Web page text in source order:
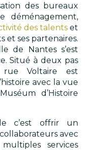
des bureaux
des talentset
et ses partenaires.
de Nantes s’est
Situé à deux pas
Voltaire est
avec la vue
d’Histoire
c’est offrir un
avec
services